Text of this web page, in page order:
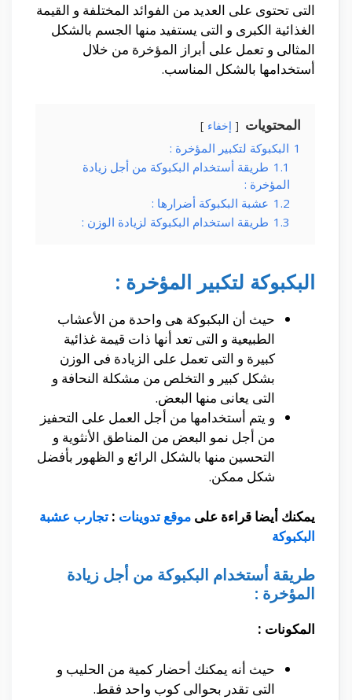
التى تحتوى على العديد من الفوائد المختلفة و القيمة
الغذائية الكبرى و التى يستفيد منها الجسم بالشكل
المثالى و تعمل على أبراز المؤخرة من خلال
أستخدامها بالشكل المناسب.
المحتويات إخفاء
1 البكبوكة لتكبير المؤخرة :
1.1 طريقة أستخدام البكبوكة من أجل زيادة
المؤخرة :
1.2 عشبة البكبوكة أضرارها :
1.3 طريقة استخدام البكبوكة لزيادة الوزن :
البكبوكة لتكبير المؤخرة :
حيث أن البكبوكة هى واحدة من الأعشاب
الطبيعية و التى تعد أنها ذات قيمة غذائية
كبيرة و التى تعمل على الزيادة فى الوزن
بشكل كبير و التخلص من مشكلة النحافة و
التى يعانى منها البعض.
و يتم أستخدامها من أجل العمل على التحفيز
من أجل نمو البعض من المناطق الأنثوية و
التحسين منها بالشكل الرائع و الظهور بأفضل
شكل ممكن.
يمكنك أيضا قراءة على موقع تدوينات : تجارب عشبة
البكبوكة
طريقة أستخدام البكبوكة من أجل زيادة
المؤخرة :
المكونات :
حيث أنه يمكنك أحضار كمية من الحليب و
التى تقدر بحوالى كوب واحد فقط.